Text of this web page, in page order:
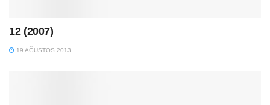
12 (2007)
19 AĞUSTOS 2013